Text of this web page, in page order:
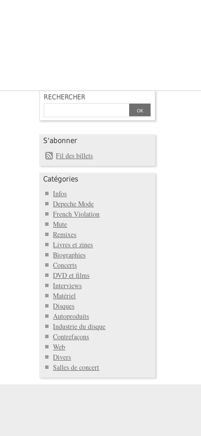
RECHERCHER
S'abonner
Fil des billets
Catégories
Infos
Depeche Mode
French Violation
Mute
Remixes
Livres et zines
Biographies
Concerts
DVD et films
Interviews
Matériel
Disques
Autoproduits
Industrie du disque
Contrefaçons
Web
Divers
Salles de concert